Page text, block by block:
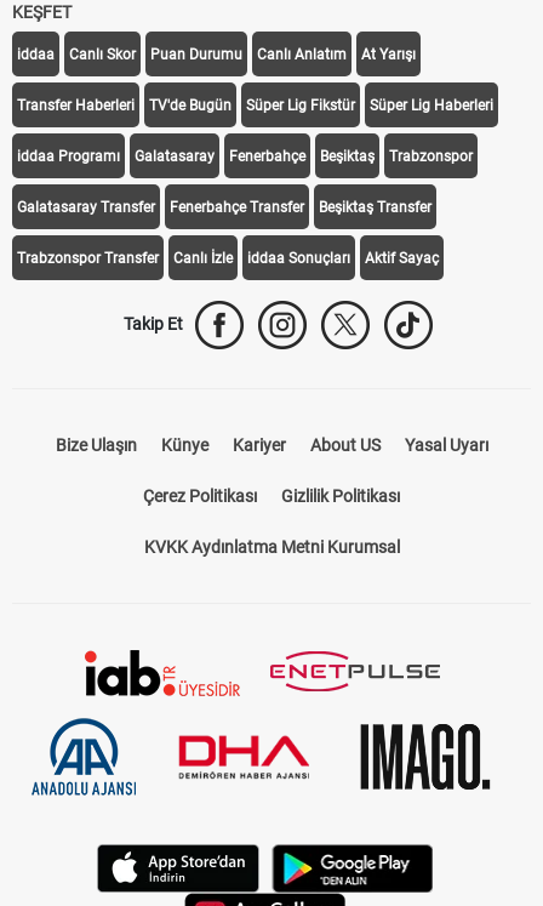
KEŞFET
iddaa Canlı Skor Puan Durumu Canlı Anlatım At Yarışı
Transfer Haberleri TV'de Bugün Süper Lig Fikstür Süper Lig Haberleri
iddaa Programı Galatasaray Fenerbahçe Beşiktaş Trabzonspor
Galatasaray Transfer Fenerbahçe Transfer Beşiktaş Transfer
Trabzonspor Transfer Canlı İzle iddaa Sonuçları Aktif Sayaç
Takip Et
Bize Ulaşın Künye Kariyer About US Yasal Uyarı
Çerez Politikası Gizlilik Politikası
KVKK Aydınlatma Metni Kurumsal